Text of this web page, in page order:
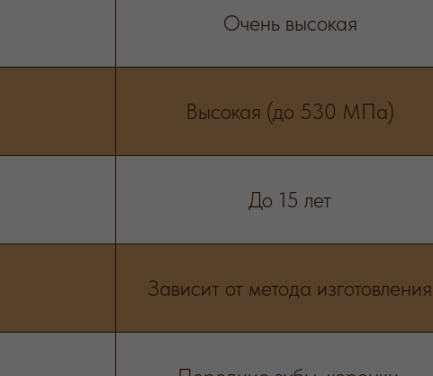
Очень высокая
Высокая (до 530 МПа)
До 15 лет
Зависит от метода изготовления